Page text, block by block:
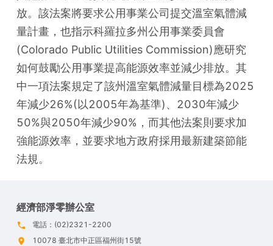
放。該法案將要求公用事業公司提交溫室氣體減
量計畫，也指示科羅拉多州公用事業委員會
(Colorado Public Utilities Commission)應研究
如何鼓勵公用事業提高能源效率並減少排放。其
中一項法案規定了該州溫室氣體減量目標為2025
年減少26%(以2005年為基準)、2030年減少
50%與2050年減少90%，而其他法案則要求加
強能源效率，並要求地方政府採用最新建築節能
法規。
經濟部淨零辦公室
電話：(02)2321-2200
10078 臺北市中正區福州街15號